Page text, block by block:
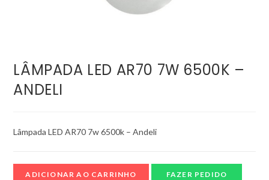
LÂMPADA LED AR70 7W 6500K –
ANDELI
Lâmpada LED AR70 7w 6500k – Andeli
ADICIONAR AO CARRINHO FAZER PEDIDO